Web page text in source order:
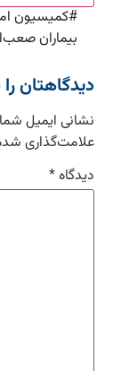
#کمیسیون
بیماران
دیدگاهتان
نشانی ایمیل
علامت‌گذاری
دیدگاه*